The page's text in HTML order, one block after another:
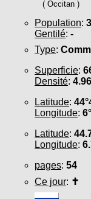
( Occitan )
Population:
Gentilé: -
Type:
Superficie:
Densité: 4.96
Latitude:
Longitude:
Latitude:
Longitude:
pages: 54
Ce jour: ✝